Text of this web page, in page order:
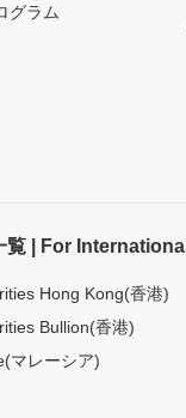
グラム
覧 | For International
Hong Kong(香港)
Bullion(香港)
マレーシア)